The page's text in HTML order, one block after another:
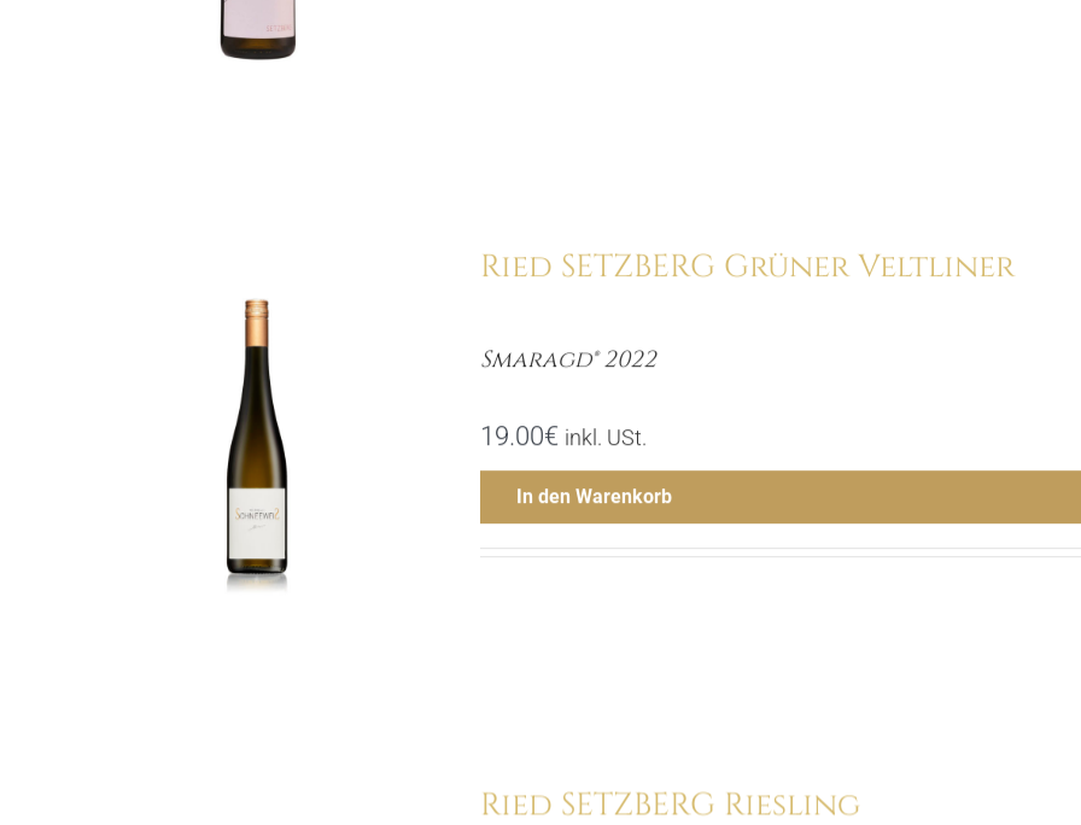
Ried SETZBERG Grüner Veltliner
Smaragd® 2022
19.00€ inkl. USt.
In den Warenkorb
Ried SETZBERG Riesling